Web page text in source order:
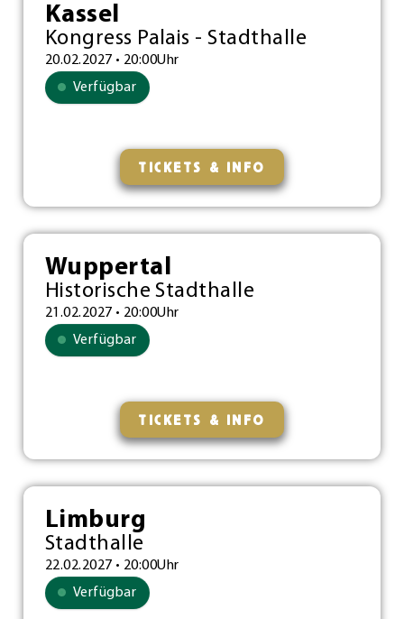
Kassel
Kongress Palais - Stadthalle
20.02.2027 • 20:00Uhr
Verfügbar
TICKETS & INFO
Wuppertal
Historische Stadthalle
21.02.2027 • 20:00Uhr
Verfügbar
TICKETS & INFO
Limburg
Stadthalle
22.02.2027 • 20:00Uhr
Verfügbar